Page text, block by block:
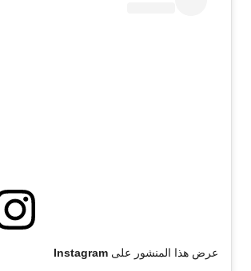
عرض هذا المنشور على Instagram